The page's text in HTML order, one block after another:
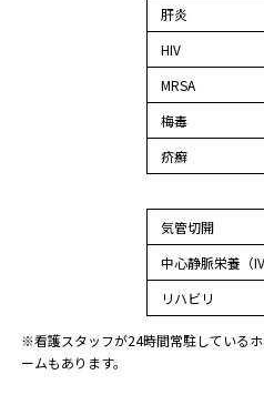
肝炎
HIV
MRSA
梅毒
疥癬
気管切開
中心静脈栄養（
リハビリ
※看護スタッフが24時間常駐している
ームもあります。